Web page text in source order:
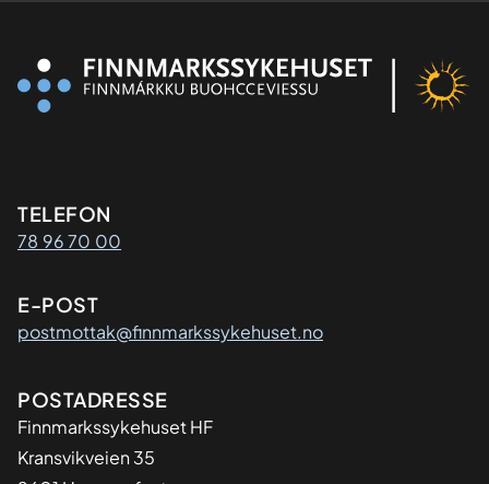
Kontaktinformasjon
TELEFON
78 96 70 00
E-POST
postmottak@finnmarkssykehuset.no
Adresse
POSTADRESSE
Finnmarkssykehuset HF
Kransvikveien 35